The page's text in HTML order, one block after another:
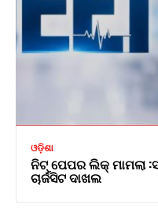
ଓଡ଼ିଶା
ନିଟ୍ ପେପର ଲିକ୍ ମାମଲା
ଚାର୍ଜସିଟ ଦାଖଲ